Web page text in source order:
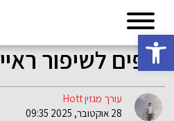
פתח סרגל נגישות
טיפים לשיפור
עורך מגזין Hott
28 אוקטובר, 2025 09:35